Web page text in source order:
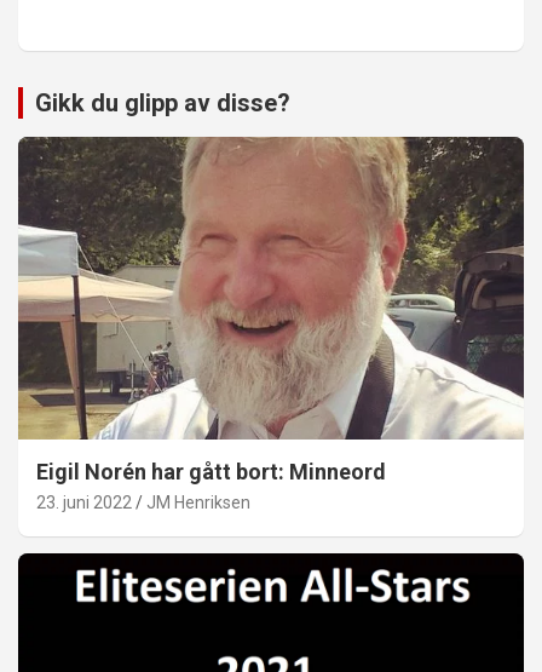
Gikk du glipp av disse?
Eigil Norén har gått bort: Minneord
23. juni 2022 JM Henriksen